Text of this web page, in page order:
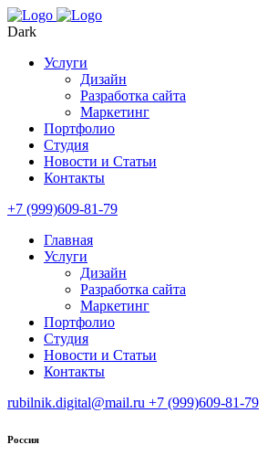
Dark
Услуги
Дизайн
Разработка сайта
Маркетинг
Портфолио
Студия
Новости и Статьи
Контакты
+7 (999)609-81-79
Главная
Услуги
Дизайн
Разработка сайта
Маркетинг
Портфолио
Студия
Новости и Статьи
Контакты
rubilnik.digital@mail.ru +7 (999)609-81-79
Россия